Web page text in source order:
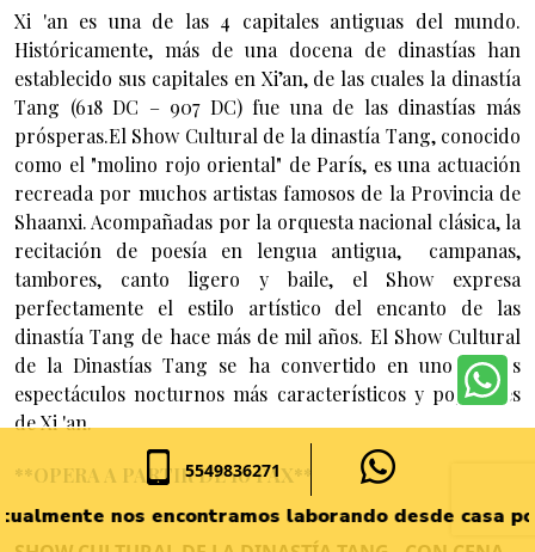
Xi 'an es una de las 4 capitales antiguas del mundo.
Históricamente, más de una docena de dinastías han
establecido sus capitales en Xi’an, de las cuales la dinastía
Tang (618 DC – 907 DC) fue una de las dinastías más
prósperas.El Show Cultural de la dinastía Tang, conocido
como el "molino rojo oriental" de París, es una actuación
recreada por muchos artistas famosos de la Provincia de
Shaanxi. Acompañadas por la orquesta nacional clásica, la
recitación de poesía en lengua antigua, campanas,
tambores, canto ligero y baile, el Show expresa
perfectamente el estilo artístico del encanto de las
dinastía Tang de hace más de mil años. El Show Cultural
de la Dinastías Tang se ha convertido en uno de los
espectáculos nocturnos más característicos y populares
de Xi 'an.
**OPERA A PARTIR DE 10 PAX**
5549836271
nos encontramos laborando desde casa por lo